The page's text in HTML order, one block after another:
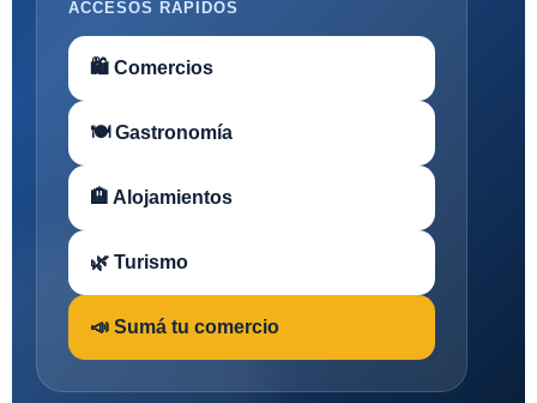
ACCESOS RÁPIDOS
🛍 Comercios
🍽 Gastronomía
🏨 Alojamientos
🌿 Turismo
📣 Sumá tu comercio